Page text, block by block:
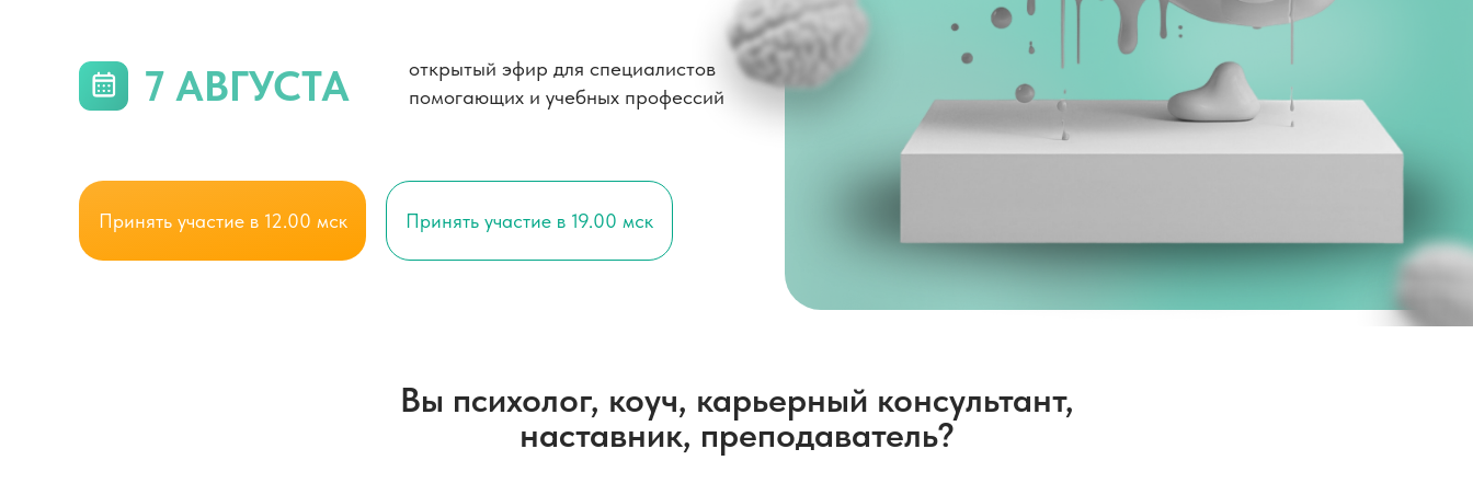
открытый эфир для специалистов
помогающих и учебных профессий
Принять участие в 12.00 мск Принять участие в 19.00 мск
7 АВГУСТА
Вы психолог, коуч, карьерный консультант,
наставник, преподаватель?